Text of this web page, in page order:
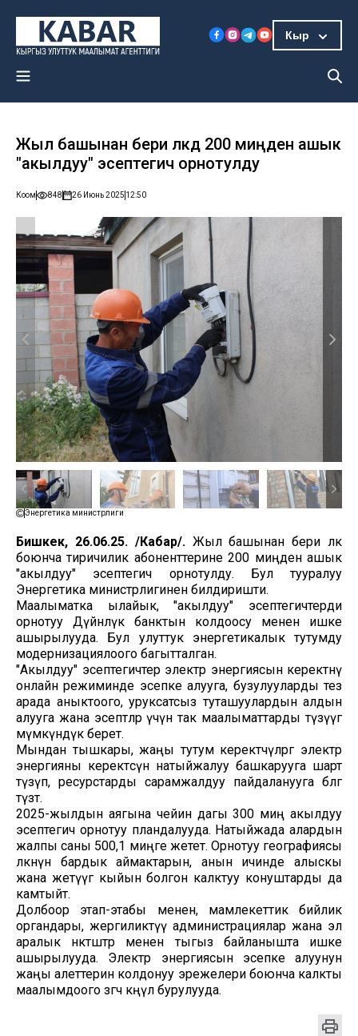
Кыр
Жыл башынан бери өлкөдө 200 миңден ашык
"акылдуу" эсептегич орнотулду
Коом 848 26 Июнь 2025 12:50
Энергетика министрлиги
Бишкек, 26.06.25. /Кабар/. Жыл башынан бери өлкө
боюнча тиричилик абоненттерине 200 миңден ашык
"акылдуу" эсептегич орнотулду. Бул тууралуу
Энергетика министрлигинен билдиришти.
Маалыматка ылайык, "акылдуу" эсептегичтерди
орнотуу Дүйнөлүк банктын колдоосу менен ишке
ашырылууда. Бул улуттук энергетикалык тутумду
модернизациялоого багытталган.
"Акылдуу" эсептегичтер электр энергиясын керектөөнү
онлайн режиминде эсепке алууга, бузулууларды тез
арада аныктоого, уруксатсыз туташуулардын алдын
алууга жана эсептөөлөр үчүн так маалыматтарды түзүүгө
мүмкүндүк берет.
Мындан тышкары, жаңы тутум керектөөчүлөргө электр
энергияны керектөөсүн натыйжалуу башкарууга шарт
түзүп, ресурстарды сарамжалдуу пайдаланууга өбөлгө
түзөт.
2025-жылдын аягына чейин дагы 300 миң акылдуу
эсептегич орнотуу пландалууда. Натыйжада алардын
жалпы саны 500,1 миңге жетет. Орнотуу географиясы
өлкөнүн бардык аймактарын, анын ичинде алыскы
жана жетүүгө кыйын болгон калктуу конуштарды да
камтыйт.
Долбоор этап-этабы менен, мамлекеттик бийлик
органдары, жергиликтүү администрациялар жана эл
аралык өнөктөштөр менен тыгыз байланышта ишке
ашырылууда. Электр энергиясын эсепке алуунун
жаңы алеттерин колдонуу эрежелери боюнча калкты
маалымдоого өзгөчө көңүл бурулууда.